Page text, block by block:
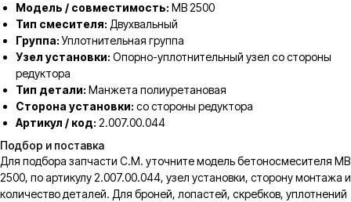
Модель / совместимость: MB 2500
Тип смесителя: Двухвальный
Группа:Уплотнительная группа
Узел установки: Опорно-уплотнительный узел со стороны
редуктора
Тип детали: Манжета полиуретановая
Сторона установки: со стороны редуктора
Артикул / код: 2.007.00.044
Подбор и поставка
Для подбора запчасти C.M. уточните модель бетоносмесителя MB
2500, по артикулу 2.007.00.044, узел установки, сторону монтажа и
количество деталей. Для броней, лопастей, скребков, уплотнений